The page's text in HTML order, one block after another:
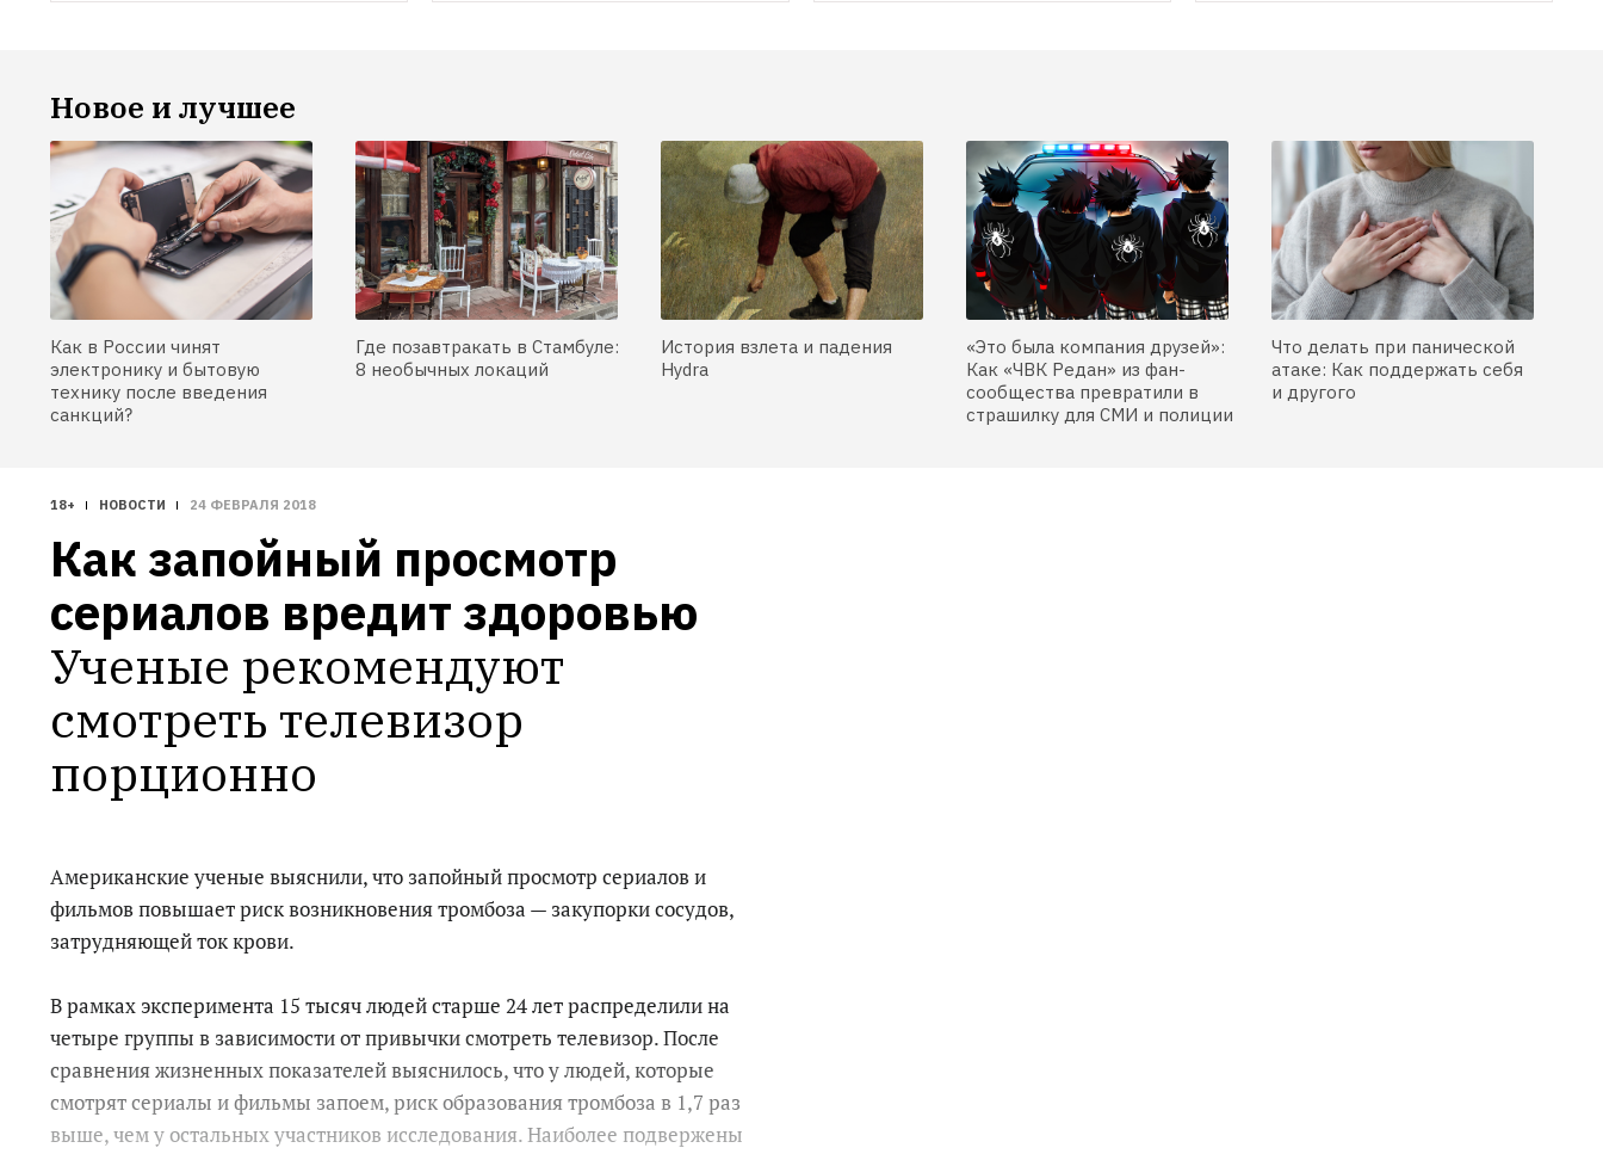
Новое и лучшее
Как в России чинят
электронику и бытовую
технику после введения
санкций?
Где позавтракать в Стамбуле:
8 необычных локаций
История взлета и падения
Hydra
«Это была компания друзей»:
Как «ЧВК Редан» из фан-
сообщества превратили в
страшилку для СМИ и полиции
Что делать при панической
атаке: Как поддержать себя
и другого
18+ НОВОСТИ 24 ФЕВРАЛЯ 2018
Как запойный просмотр
сериалов вредит здоровью
Ученые рекомендуют
смотреть телевизор
порционно
Американские ученые выяснили, что запойный просмотр сериалов и
фильмов повышает риск возникновения тромбоза — закупорки сосудов,
затрудняющей ток крови.
В рамках эксперимента 15 тысяч людей старше 24 лет распределили на
четыре группы в зависимости от привычки смотреть телевизор. После
сравнения жизненных показателей выяснилось, что у людей, которые
смотрят сериалы и фильмы запоем, риск образования тромбоза в 1,7 раз
выше, чем у остальных участников исследования. Наиболее подвержены